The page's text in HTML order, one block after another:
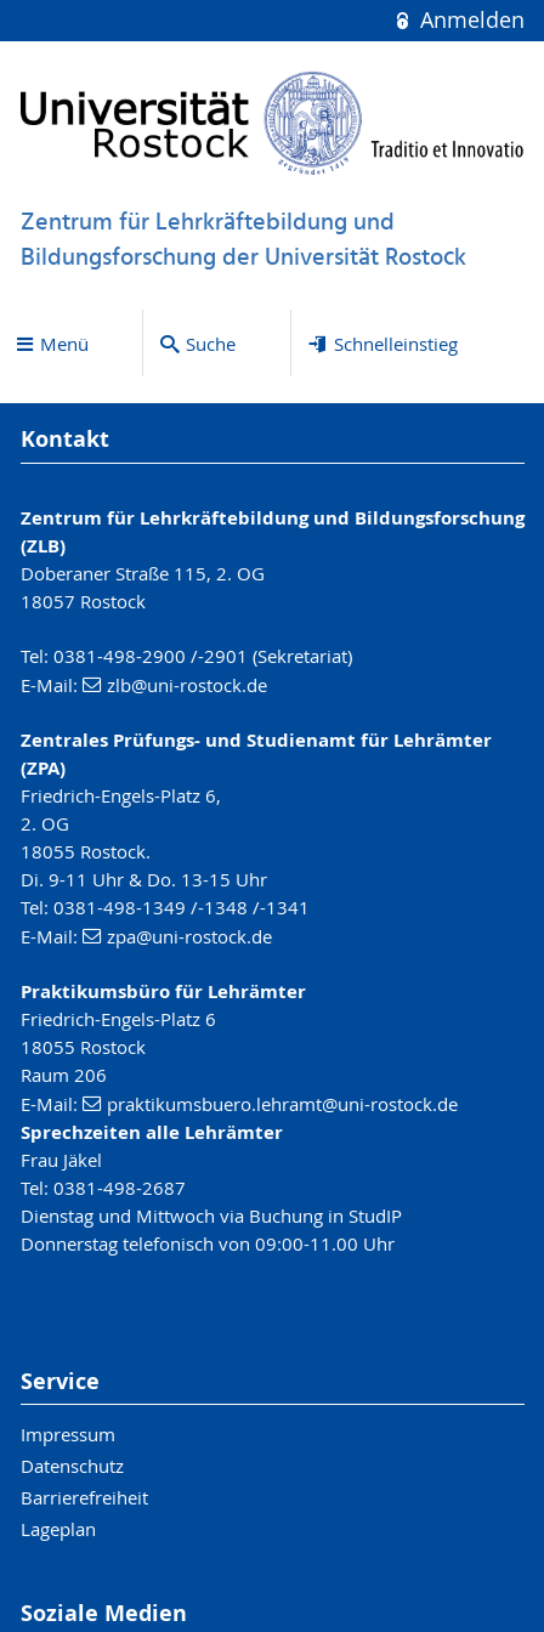
Anmelden
Zentrum für Lehrkräftebildung und
Bildungsforschung der Universität Rostock
Menü Suche Schnelleinstieg
Kontakt
Zentrum für Lehrkräftebildung und Bildungsforschung
(ZLB)
Doberaner Straße 115, 2. OG
18057 Rostock
Tel: 0381-498-2900 /-2901 (Sekretariat)
E-Mail:
zlb@uni-rostock.de
Zentrales Prüfungs- und Studienamt für Lehrämter
(ZPA)
Friedrich-Engels-Platz 6,
2. OG
18055 Rostock.
Di. 9-11 Uhr & Do. 13-15 Uhr
Tel: 0381-498-1349 /-1348 /-1341
E-Mail:
zpa@uni-rostock.de
Praktikumsbüro für Lehrämter
Friedrich-Engels-Platz 6
18055 Rostock
Raum 206
E-Mail:
praktikumsbuero.lehramt@uni-rostock.de
Sprechzeiten alle Lehrämter
Frau Jäkel
Tel: 0381-498-2687
Dienstag und Mittwoch via Buchung in StudIP
Donnerstag telefonisch von 09:00-11.00 Uhr
Service
Impressum
Datenschutz
Barrierefreiheit
Lageplan
Soziale Medien